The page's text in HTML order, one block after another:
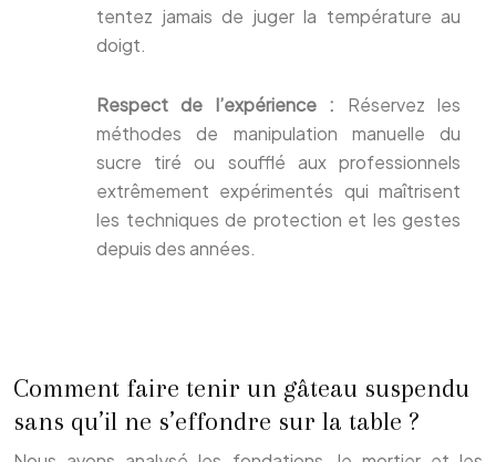
tentez jamais de juger la température au
doigt.
Respect de l’expérience : Réservez les
méthodes de manipulation manuelle du
sucre tiré ou soufflé aux professionnels
extrêmement expérimentés qui maîtrisent
les techniques de protection et les gestes
depuis des années.
Comment faire tenir un gâteau suspendu
sans qu’il ne s’effondre sur la table ?